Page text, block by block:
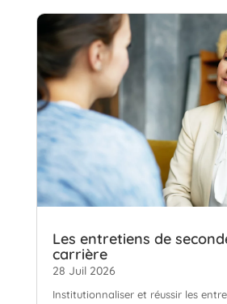
Les entretiens de
carrière
28 Juil 2026
Institutionnaliser et réussir les